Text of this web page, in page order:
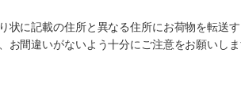
状に記載の住所と異なる住所にお荷物を転送
間違いがないよう十分にご注意をお願いしま